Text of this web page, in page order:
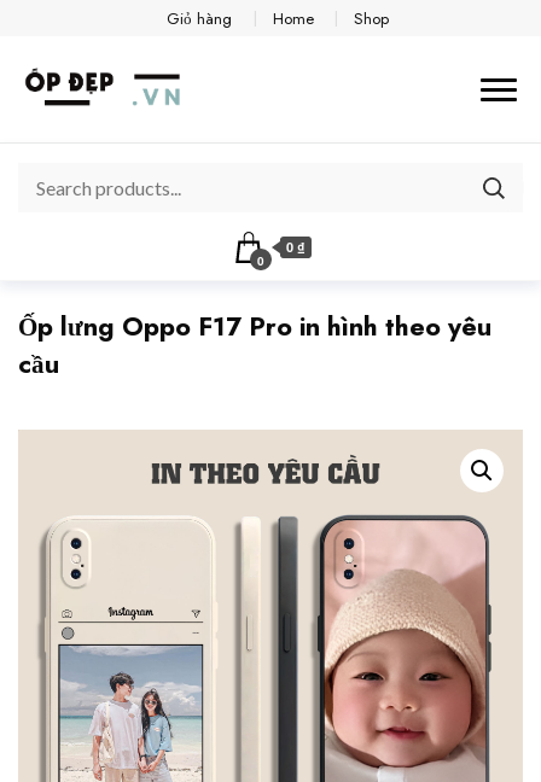
Giỏ hàng Home Shop
0
0 ₫
Ốp lưng Oppo F17 Pro in hình theo yêu
cầu